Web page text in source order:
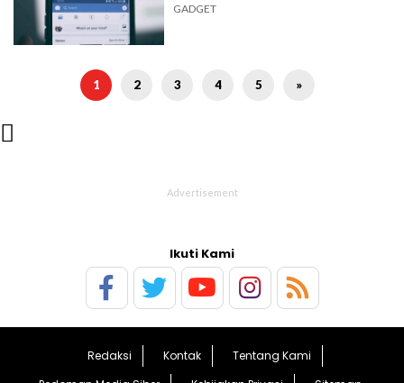
GADGET
1 2 3 4 5 »

Ikuti Kami
Redaksi Kontak
Tentang Kami